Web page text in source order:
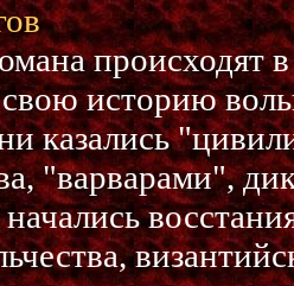
происходят
историю
казались
"варварами",